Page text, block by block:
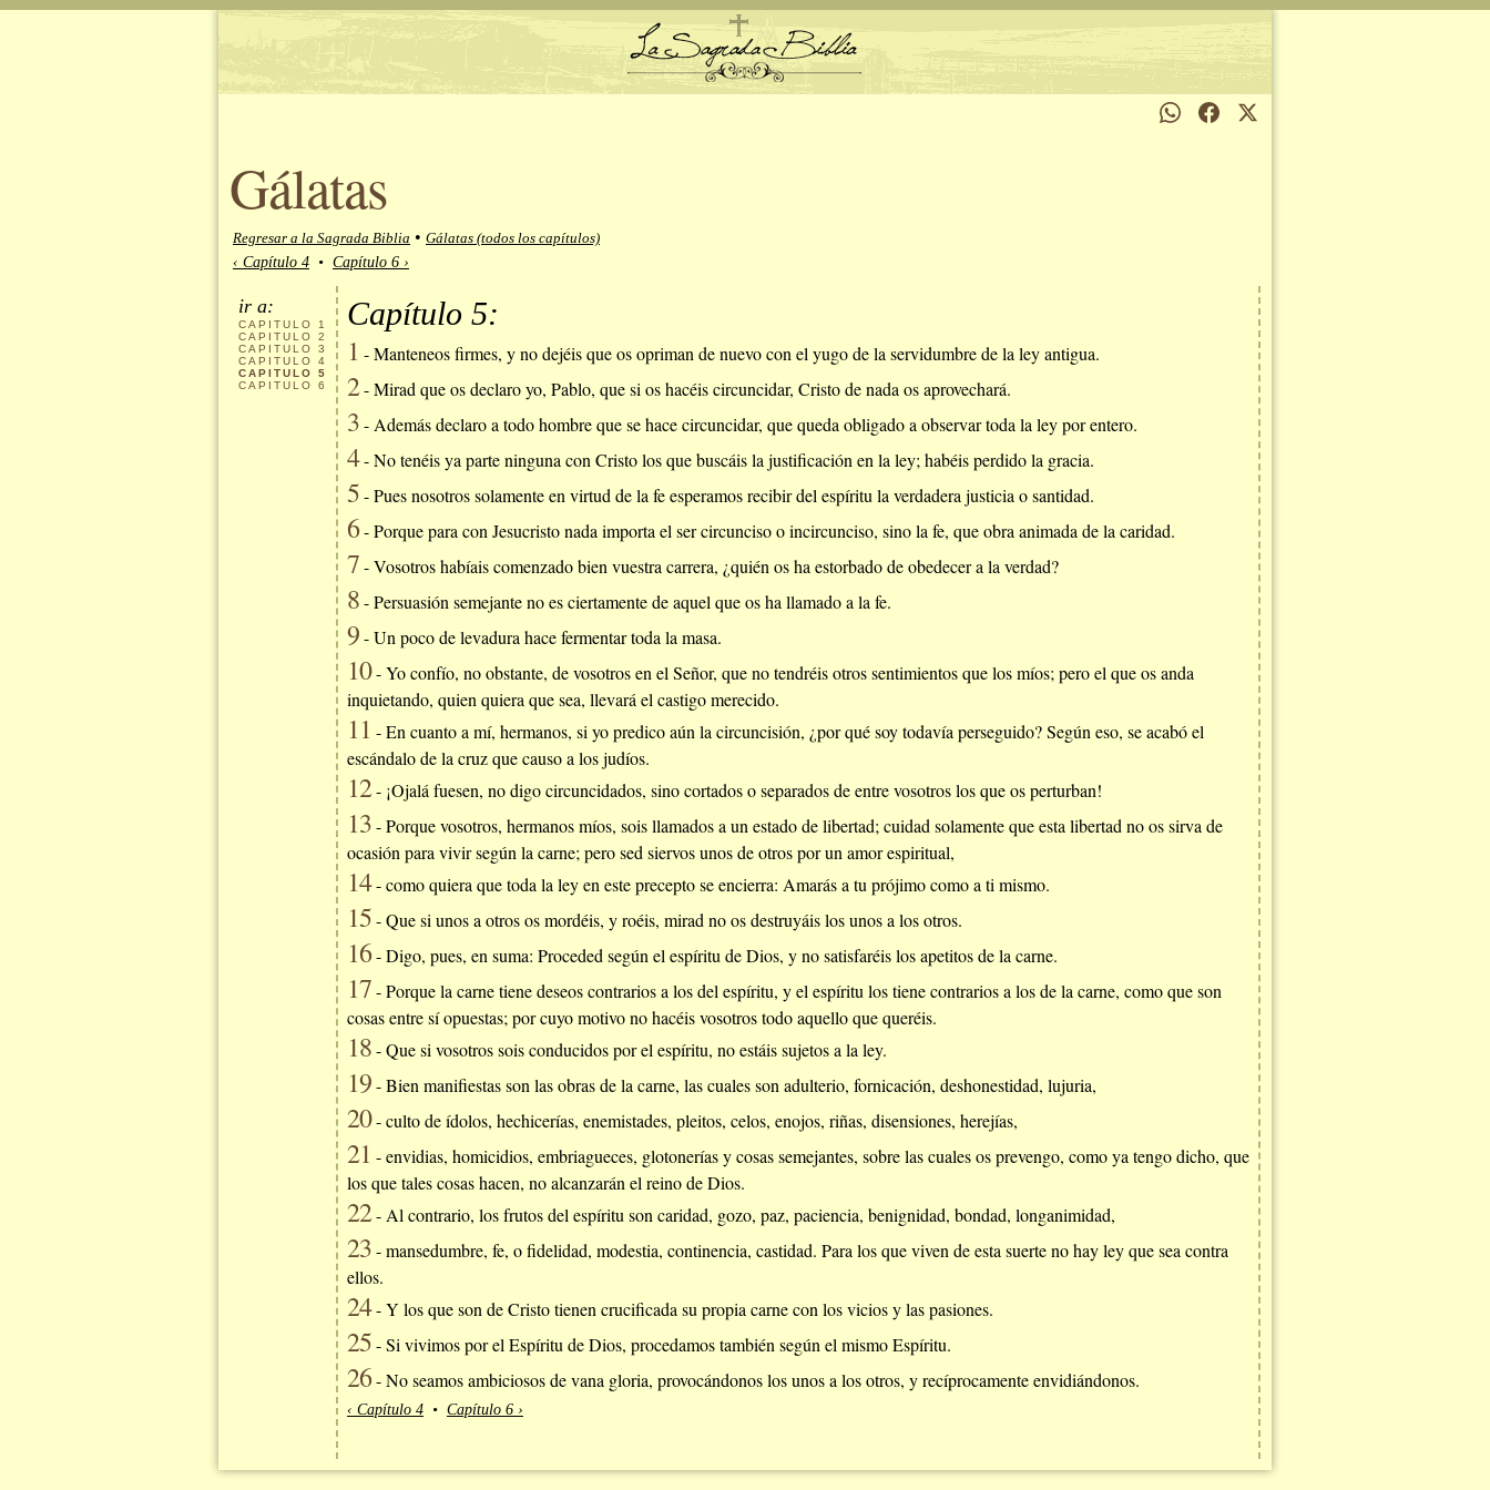
Gálatas
Regresar a la Sagrada Biblia • Gálatas (todos los capítulos)
‹ Capítulo 4 • Capítulo 6 ›
ir a:
CAPITULO
1
CAPITULO
2
CAPITULO
3
CAPITULO
4
CAPITULO
5
CAPITULO
6
Capítulo 5:
1 - Manteneos firmes, y no dejéis que os opriman de nuevo con el yugo de la servidumbre de la ley antigua.
2- Mirad que os declaro yo, Pablo, que si os hacéis circuncidar, Cristo de nada os aprovechará.
3- Además declaro a todo hombre que se hace circuncidar, que queda obligado a observar toda la ley por entero.
4- No tenéis ya parte ninguna con Cristo los que buscáis la justificación en la ley; habéis perdido la gracia.
5- Pues nosotros solamente en virtud de la fe esperamos recibir del espíritu la verdadera justicia o santidad.
6- Porque para con Jesucristo nada importa el ser circunciso o incircunciso, sino la fe, que obra animada de la caridad.
7- Vosotros habíais comenzado bien vuestra carrera, ¿quién os ha estorbado de obedecer a la verdad?
8- Persuasión semejante no es ciertamente de aquel que os ha llamado a la fe.
9- Un poco de levadura hace fermentar toda la masa.
10- Yo confío, no obstante, de vosotros en el Señor, que no tendréis otros sentimientos que los míos; pero el que os anda
inquietando, quien quiera que sea, llevará el castigo merecido.
11 - En cuanto a mí, hermanos, si yo predico aún la circuncisión, ¿por qué soy todavía perseguido? Según eso, se acabó el
escándalo de la cruz que causo a los judíos.
12- ¡Ojalá fuesen, no digo circuncidados, sino cortados o separados de entre vosotros los que os perturban!
13- Porque vosotros, hermanos míos, sois llamados a un estado de libertad; cuidad solamente que esta libertad no os sirva de
ocasión para vivir según la carne; pero sed siervos unos de otros por un amor espiritual,
14- como quiera que toda la ley en este precepto se encierra: Amarás a tu prójimo como a ti mismo.
15- Que si unos a otros os mordéis, y roéis, mirad no os destruyáis los unos a los otros.
16- Digo, pues, en suma: Proceded según el espíritu de Dios, y no satisfaréis los apetitos de la carne.
17- Porque la carne tiene deseos contrarios a los del espíritu, y el espíritu los tiene contrarios a los de la carne, como que son
cosas entre sí opuestas; por cuyo motivo no hacéis vosotros todo aquello que queréis.
18- Que si vosotros sois conducidos por el espíritu, no estáis sujetos a la ley.
19- Bien manifiestas son las obras de la carne, las cuales son adulterio, fornicación, deshonestidad, lujuria,
20- culto de ídolos, hechicerías, enemistades, pleitos, celos, enojos, riñas, disensiones, herejías,
21 - envidias, homicidios, embriagueces, glotonerías y cosas semejantes, sobre las cuales os prevengo, como ya tengo dicho, que
los que tales cosas hacen, no alcanzarán el reino de Dios.
22- Al contrario, los frutos del espíritu son caridad, gozo, paz, paciencia, benignidad, bondad, longanimidad,
23- mansedumbre, fe, o fidelidad, modestia, continencia, castidad. Para los que viven de esta suerte no hay ley que sea contra
ellos.
24- Y los que son de Cristo tienen crucificada su propia carne con los vicios y las pasiones.
25- Si vivimos por el Espíritu de Dios, procedamos también según el mismo Espíritu.
26- No seamos ambiciosos de vana gloria, provocándonos los unos a los otros, y recíprocamente envidiándonos.
‹ Capítulo 4 • Capítulo 6 ›